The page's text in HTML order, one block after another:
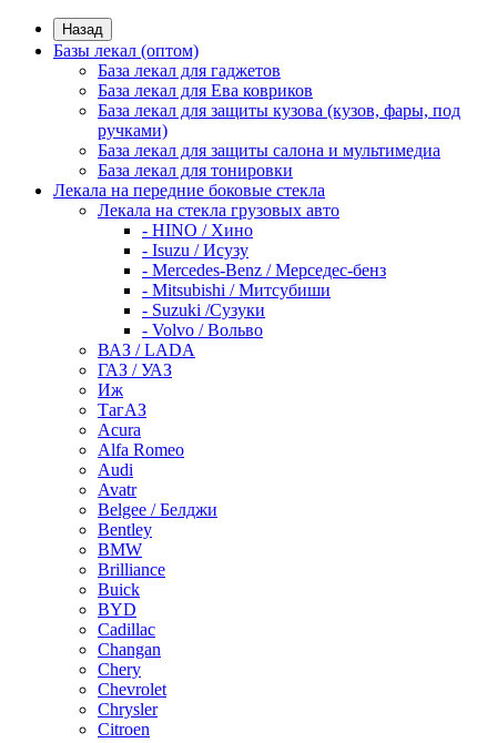
Назад
Базы лекал (оптом)
База лекал для гаджетов
База лекал для Ева ковриков
База лекал для защиты кузова (кузов, фары, под
ручками)
База лекал для защиты салона и мультимедиа
База лекал для тонировки
Лекала на передние боковые стекла
Лекала на стекла грузовых авто
- HINO / Хино
- Isuzu / Исузу
- Mercedes-Benz / Мерседес-бенз
- Mitsubishi / Митсубиши
- Suzuki /Сузуки
- Volvo / Вольво
ВАЗ / LADA
ГАЗ / УАЗ
Иж
ТагАЗ
Acura
Alfa Romeo
Audi
Avatr
Belgee / Белджи
Bentley
BMW
Brilliance
Buick
BYD
Cadillac
Changan
Chery
Chevrolet
Chrysler
Citroen